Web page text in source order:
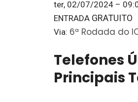
ter, 02/07/2024 –
ENTRADA GRATUITO
Via: 6ª Rodada do
Telefones
Principais